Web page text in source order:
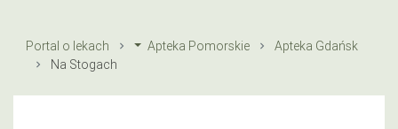
Portal o lekach Apteka Pomorskie
Apteka Gdańsk
Na Stogach